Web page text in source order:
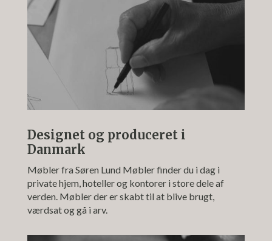
Designet og produceret i
Danmark
Møbler fra Søren Lund Møbler finder du i dag i
private hjem, hoteller og kontorer i store dele af
verden. Møbler der er skabt til at blive brugt,
værdsat og gå i arv.